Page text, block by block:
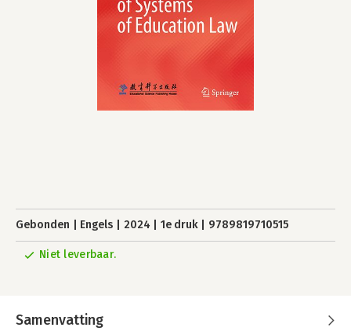
Gebonden Engels 2024 1e druk 9789819710515
Niet leverbaar.
Samenvatting